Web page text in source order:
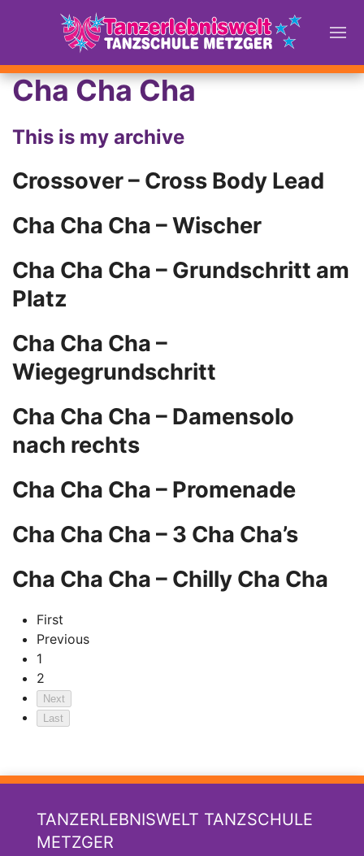
Cha Cha Cha
This is my archive
Crossover – Cross Body Lead
Cha Cha Cha – Wischer
Cha Cha Cha – Grundschritt am
Platz
Cha Cha Cha –
Wiegegrundschritt
Cha Cha Cha – Damensolo
nach rechts
Cha Cha Cha – Promenade
Cha Cha Cha – 3 Cha Cha’s
Cha Cha Cha – Chilly Cha Cha
First
Previous
1
2
Next
Last
TANZERLEBNISWELT TANZSCHULE
METZGER